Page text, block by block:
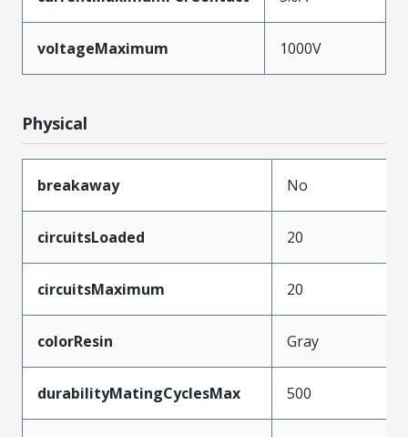
voltageMaximum 1000V
Physical
breakaway No
circuitsLoaded 20
circuitsMaximum 20
colorResin Gray
durabilityMatingCyclesMax 500